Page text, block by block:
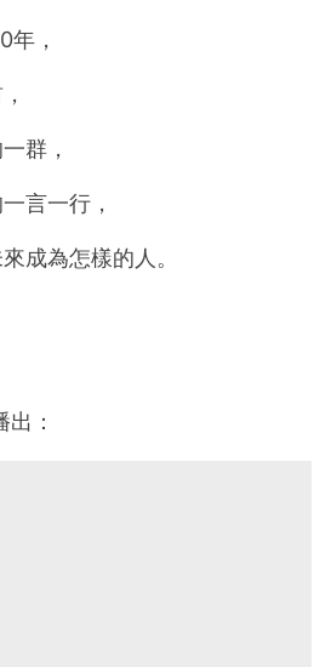
，
群，
言一行，
成為怎樣的人。
：